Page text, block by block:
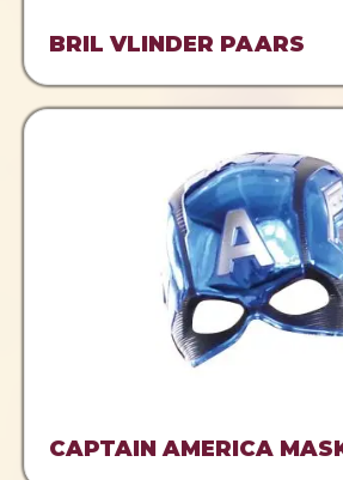
BRIL VLINDER PAARS
CAPTAIN AMERICA